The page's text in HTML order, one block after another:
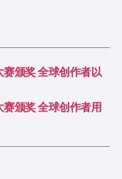
赛颁奖 全球创作者以
颁奖 全球创作者用